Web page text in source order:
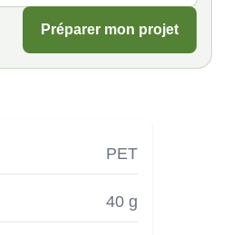
Préparer mon projet
PET
40 g